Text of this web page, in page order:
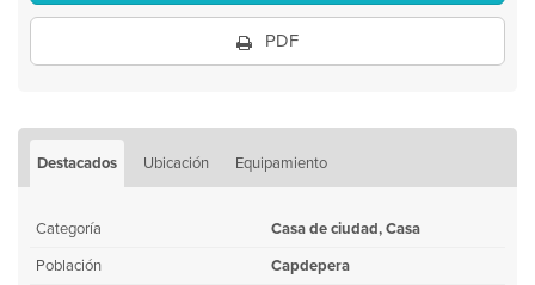
PDF
Destacados Ubicación Equipamiento
Categoría
Casa de ciudad, Casa
Población
Capdepera